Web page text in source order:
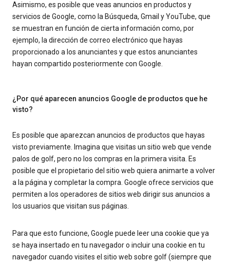
Asimismo, es posible que veas anuncios en productos y
servicios de Google, como la Búsqueda, Gmail y YouTube, que
se muestran en función de cierta información como, por
ejemplo, la dirección de correo electrónico que hayas
proporcionado a los anunciantes y que estos anunciantes
hayan compartido posteriormente con Google.
¿Por qué aparecen anuncios Google de productos que he
visto?
Es posible que aparezcan anuncios de productos que hayas
visto previamente. Imagina que visitas un sitio web que vende
palos de golf, pero no los compras en la primera visita. Es
posible que el propietario del sitio web quiera animarte a volver
a la página y completar la compra. Google ofrece servicios que
permiten a los operadores de sitios web dirigir sus anuncios a
los usuarios que visitan sus páginas.
Para que esto funcione, Google puede leer una cookie que ya
se haya insertado en tu navegador o incluir una cookie en tu
navegador cuando visites el sitio web sobre golf (siempre que